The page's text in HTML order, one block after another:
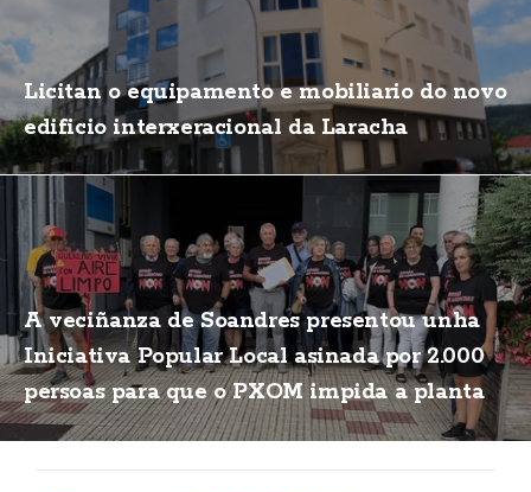
Licitan o equipamento e mobiliario do novo
edificio interxeracional da Laracha
A veciñanza de Soandres presentou unha
Iniciativa Popular Local asinada por 2.000
persoas para que o PXOM impida a planta
de biogás